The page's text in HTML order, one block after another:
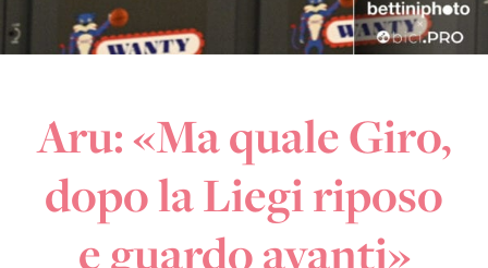
Aru: «Ma quale Giro,
dopo la Liegi riposo
e guardo avanti»